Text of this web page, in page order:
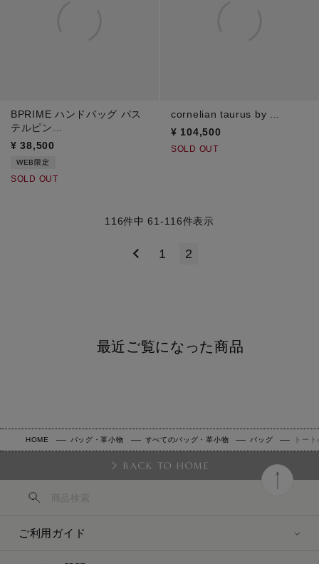
BPRIME ハンドバッグ パス
テルピン...
¥ 38,500
WEB限定
SOLD OUT
cornelian taurus by ...
¥ 104,500
SOLD OUT
116件中 61 -116件表示
1 2
最近ご覧になった商品
HOME バッグ・革小物 すべてのバッグ・革小物 バッグ トー
BACK TO HOME
ご利用ガイド